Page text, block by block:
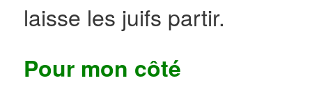
laisse les juifs partir.
Pour mon côté